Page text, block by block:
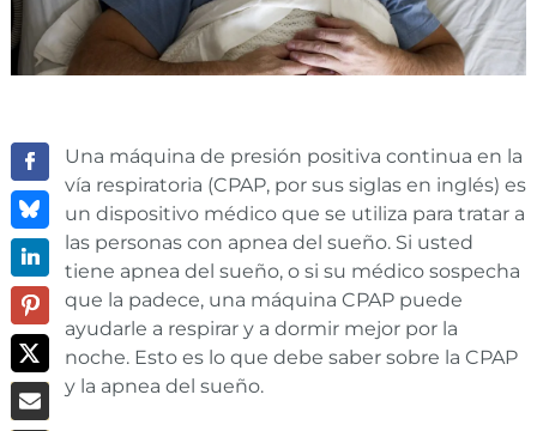
Una máquina de presión positiva continua en la
vía respiratoria (CPAP, por sus siglas en inglés) es
un dispositivo médico que se utiliza para tratar a
las personas con apnea del sueño. Si usted
tiene apnea del sueño, o si su médico sospecha
que la padece, una máquina CPAP puede
ayudarle a respirar y a dormir mejor por la
noche. Esto es lo que debe saber sobre la CPAP
y la apnea del sueño.